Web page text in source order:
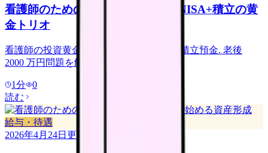
看護師のための投資入門｜iDeCo+NISA+積立の黄
金トリオ
看護師の投資黄金トリオ iDeCo + NISA + 積立預金. 老後
2000 万円問題を解決する設計.
1分
0
読む
給与・待遇
2026年4月24日 更新